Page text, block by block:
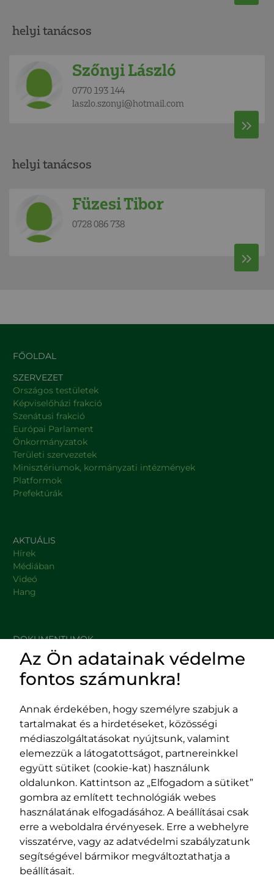
helyi tanácsos
Szőnyi László
0770 193 144
laszlo.szonyi@hotmail.com
helyi tanácsos
Füzesi Tibor
0728 086 738
FŐOLDAL
SZERVEZET
Országos testületek
Képviselőházi frakció
Szenátusi frakció
Európai Parlament
Önkormányzatok
Területi szervezetek
Minisztériumok, kormányzati intézmények
Platformok
Prefektúrák
AKTUÁLIS
Hírek
Médiában
Videó
Hang
DOKUMENTUMOK
HASZNOS LINKEK
Impresszum
Adatvédelmi szabályzat
EPP program
400029 Kolozsvár,
Fürdő (Card. Iuliu Hossu) utca, 41.
szám
tel/fax:0723 250 321
email:office@rmdsz.ro
400489 Kolozsvár,
Majális utca, 60.
szám
tel/fax:0264 590 758
email:
office@rmdsz.ro
Az Ön adatainak védelme
fontos számunkra!
Annak érdekében, hogy személyre szabjuk a
tartalmakat és a hirdetéseket, közösségi
médiaszolgáltatásokat nyújtsunk, valamint
elemezzük a látogatottságot, partnereinkkel
együtt sütiket (cookie-kat) használunk
oldalunkon. Kattintson az „Elfogadom a sütiket”
gombra az említett technológiák webes
használatának elfogadásához. A beállításai csak
erre a weboldalra érvényesek. Erre a webhelyre
visszatérve, vagy az adatvédelmi szabályzatunk
segítségével bármikor megváltoztathatja a
beállításait.